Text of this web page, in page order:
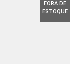
FORA DE
ESTOQUE